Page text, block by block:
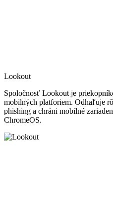
Lookout
Spoločnosť Lookout je
mobilných platforiem. Odhaľuje
phishing a chráni mobilné
ChromeOS.